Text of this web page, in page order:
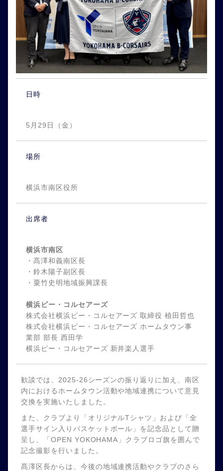
日時
5月29日（金）
場所
横浜市南区役所
出席者
横浜市南区
・髙澤和義南区長
・鈴木陽子副区長
・粟竹史明地域振興課長
横浜ビー・コルセアーズ
株式会社横浜ビー・コルセアーズ 取締役 植田哲也
株式会社横浜ビー・コルセアーズ ホームタウン事
業部 部長 西田学
横浜ビー・コルセアーズ 新井楽人選手
歓談では、2025-26シーズンの振り返りに加え、南区
内におけるホームタウン活動や地域連携について意見
交換を実施いたしました。
また、クラブより「オリジナルTシャツ」および「全
選手サイン入りバスケットボール」を記念品として贈
呈し、「OPEN YOKOHAMA」クラブロゴ旗を囲んで
記念撮影を行いました。
髙澤区長からは、今後の地域連携活動やクラブのさら